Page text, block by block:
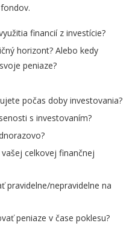
financií z investície?
horizont? Alebo kedy
peniaze?
počas doby investovania?
s investovaním?
celkovej finančnej
pravidelne/nepravidelne na
peniaze v čase poklesu?